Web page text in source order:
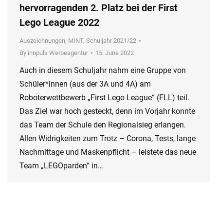
hervorragenden 2. Platz bei der First
Lego League 2022
Auszeichnungen, MINT, Schuljahr 2021/22
By innpuls Werbeagentur 15. June 2022
Auch in diesem Schuljahr nahm eine Gruppe von
Schüler*innen (aus der 3A und 4A) am
Roboterwettbewerb „First Lego League“ (FLL) teil.
Das Ziel war hoch gesteckt, denn im Vorjahr konnte
das Team der Schule den Regionalsieg erlangen.
Allen Widrigkeiten zum Trotz – Corona, Tests, lange
Nachmittage und Maskenpflicht – leistete das neue
Team „LEGOparden“ in…